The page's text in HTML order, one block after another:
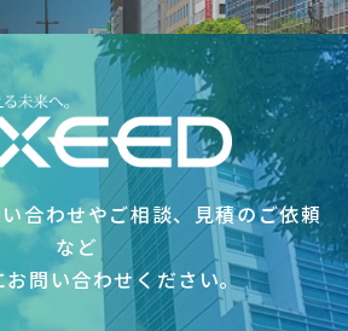
合わせやご相談、見積のご依頼
など
お問い合わせください｡